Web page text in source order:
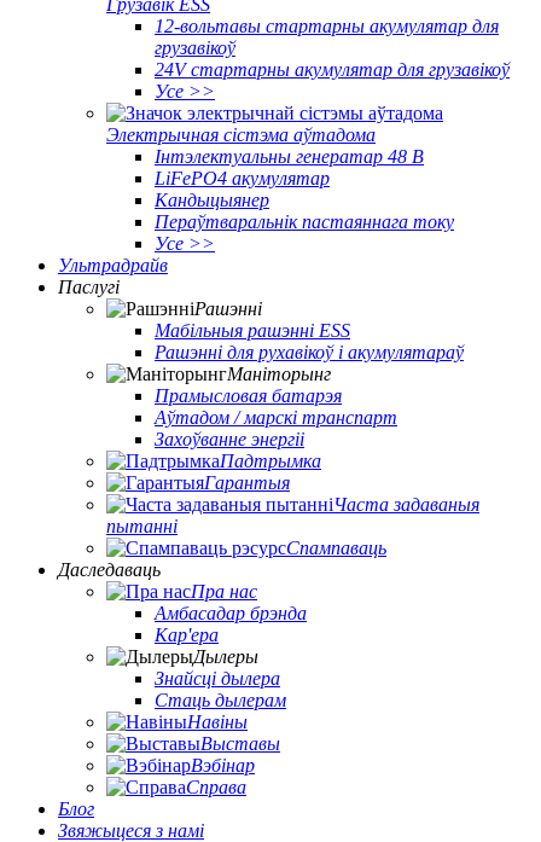
Грузавік ESS
12-вольтавы стартарны акумулятар для
грузавікоў
24V стартарны акумулятар для грузавікоў
Усе >>
Электрычная сістэма аўтадома
Інтэлектуальны генератар 48 В
LiFePO4 акумулятар
Кандыцыянер
Пераўтваральнік пастаяннага току
Усе >>
Ультрадрайв
Паслугі
Рашэнні
Мабільныя рашэнні ESS
Рашэнні для рухавікоў і акумулятараў
Маніторынг
Прамысловая батарэя
Аўтадом / марскі транспарт
Захоўванне энергіі
Падтрымка
Гарантыя
Часта задаваныя
пытанні
Спампаваць
Даследаваць
Пра нас
Амбасадар брэнда
Кар'ера
Дылеры
Знайсці дылера
Стаць дылерам
Навіны
Выставы
Вэбінар
Справа
Блог
Звяжыцеся з намі